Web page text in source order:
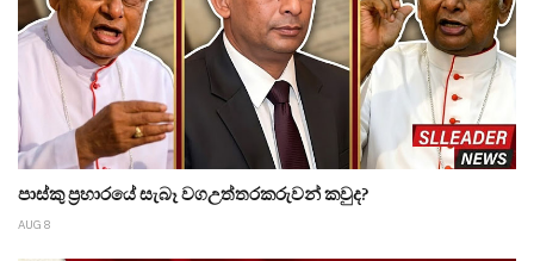
පාස්කු ප්‍රහාරයේ සැබෑ වගඋත්තරකරුවන් කවුද?
AUG 8